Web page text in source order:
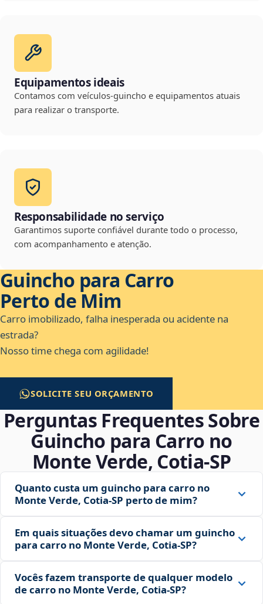
Equipamentos ideais
Contamos com veículos-guincho e equipamentos atuais
para realizar o transporte.
Responsabilidade no serviço
Garantimos suporte confiável durante todo o processo,
com acompanhamento e atenção.
Guincho para Carro
Perto de Mim
Carro imobilizado, falha inesperada ou acidente na
estrada?
Nosso time chega com agilidade!
SOLICITE SEU ORÇAMENTO
Perguntas Frequentes Sobre
Guincho para Carro no
Monte Verde, Cotia‑SP
Quanto custa um guincho para carro no
Monte Verde, Cotia‑SP perto de mim?
Em quais situações devo chamar um guincho
para carro no Monte Verde, Cotia‑SP?
Vocês fazem transporte de qualquer modelo
de carro no Monte Verde, Cotia‑SP?